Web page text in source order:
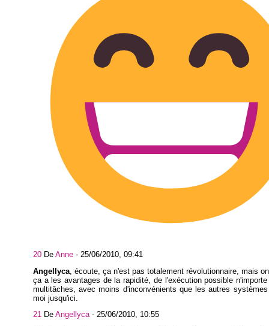
20 De Anne - 25/06/2010, 09:41
Angellyca , écoute, ça n'est pas totalement révolutionnaire, mais
ça a les avantages de la rapidité, de l'exécution possible
multitâches, avec moins d'inconvénients que les autres
moi jusqu'ici.
21 De Angellyca- 25/06/2010, 10:55